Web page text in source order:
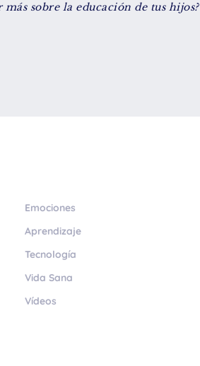
sobre la educación de tus hijos?
Emociones
Aprendizaje
Tecnología
Vida Sana
Vídeos